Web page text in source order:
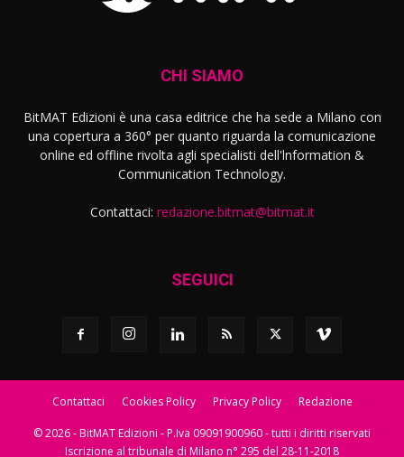
CHI SIAMO
BitMAT Edizioni è una casa editrice che ha sede a Milano con
una copertura a 360° per quanto riguarda la comunicazione
online ed offline rivolta agli specialisti dell'lnformation &
Communication Technology.
Contattaci: redazione.bitmat@bitmat.it
SEGUICI
Contattaci Cookies Policy Privacy Policy Redazione
© 2026 - BitMAT Edizioni - P.Iva 09091900960 - tutti i diritti riservati
Iscrizione al tribunale di Milano n° 295 del 28-11-2018